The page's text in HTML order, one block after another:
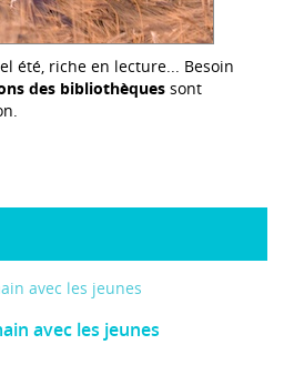
été, riche en lecture... Besoin
des bibliothèques sont
avec les jeunes